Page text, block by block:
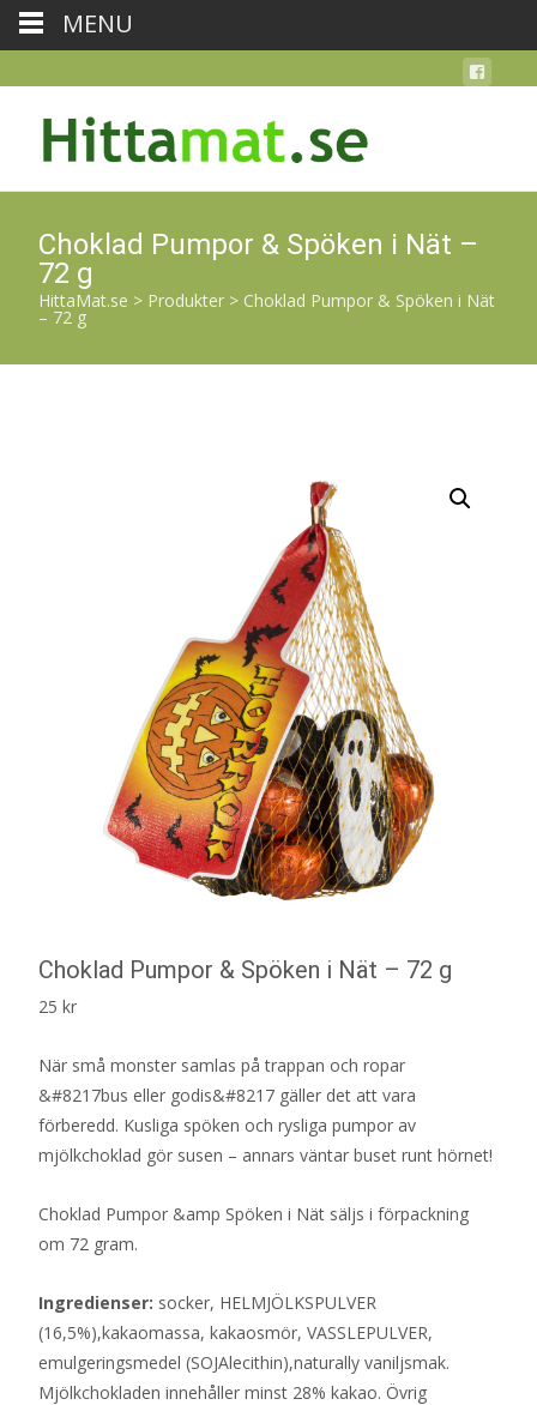
Choklad Pumpor & Spöken i Nät –
72 g
HittaMat.se > Produkter > Choklad Pumpor & Spöken i Nät
– 72 g
Choklad Pumpor & Spöken i Nät – 72 g
25 kr
När små monster samlas på trappan och ropar
&#8217bus eller godis&#8217 gäller det att vara
förberedd. Kusliga spöken och rysliga pumpor av
mjölkchoklad gör susen – annars väntar buset runt hörnet!
Choklad Pumpor &amp Spöken i Nät säljs i förpackning
om 72 gram.
Ingredienser: socker, HELMJÖLKSPULVER
(16,5%),kakaomassa, kakaosmör, VASSLEPULVER,
emulgeringsmedel (SOJAlecithin),naturally vaniljsmak.
Mjölkchokladen innehåller minst 28% kakao. Övrig
MENU